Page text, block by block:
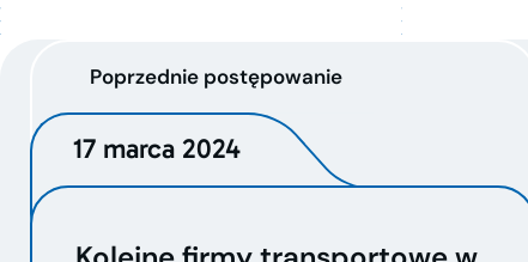
Poprzednie postępowanie
17 marca 2024